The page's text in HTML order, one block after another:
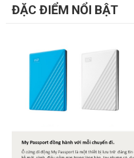
ĐẶC ĐIỂM NỔI BẬT